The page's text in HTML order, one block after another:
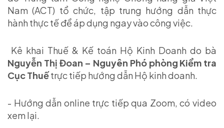
Nam (ACT) tổ chức, tập trung hướng dẫn thực
hành thực tế để áp dụng ngay vào công việc.
Kê khai Thuế & Kế toán Hộ Kinh Doanh do bà
Nguyễn Thị Đoan – Nguyên Phó phòng Kiểm tra
Cục Thuếtrực tiếp hướng dẫn Hộ kinh doanh.
- Hướng dẫn online trực tiếp qua Zoom, có video
xem lại.